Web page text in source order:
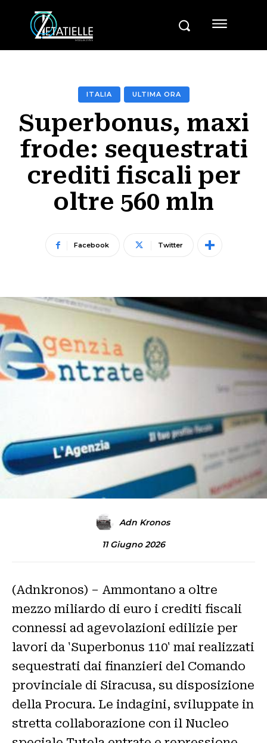
ITALIA ULTIMA ORA
Superbonus, maxi
frode: sequestrati
crediti fiscali per
oltre 560 mln
Facebook Twitter
Adn Kronos
11 Giugno 2026
(Adnkronos) – Ammontano a oltre
mezzo miliardo di euro i crediti fiscali
connessi ad agevolazioni edilizie per
lavori da 'Superbonus 110' mai realizzati
sequestrati dai finanzieri del Comando
provinciale di Siracusa, su disposizione
della Procura. Le indagini, sviluppate in
stretta collaborazione con il Nucleo